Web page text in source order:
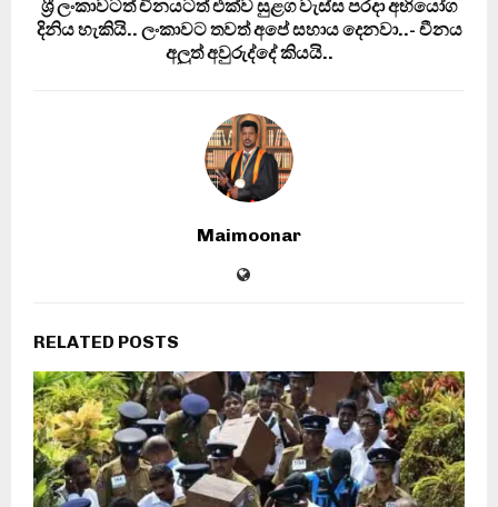
ශ‍්‍රී ලංකාවටත් චීනයටත් එක්ව සුළග වැස්ස පරදා අභියෝග
දිනිය හැකියි.. ලංකාවට තවත් අපේ සහාය දෙනවා..- චීනය
අලුත් අවුරුද්දේ කියයි..
Maimoonar
RELATED POSTS